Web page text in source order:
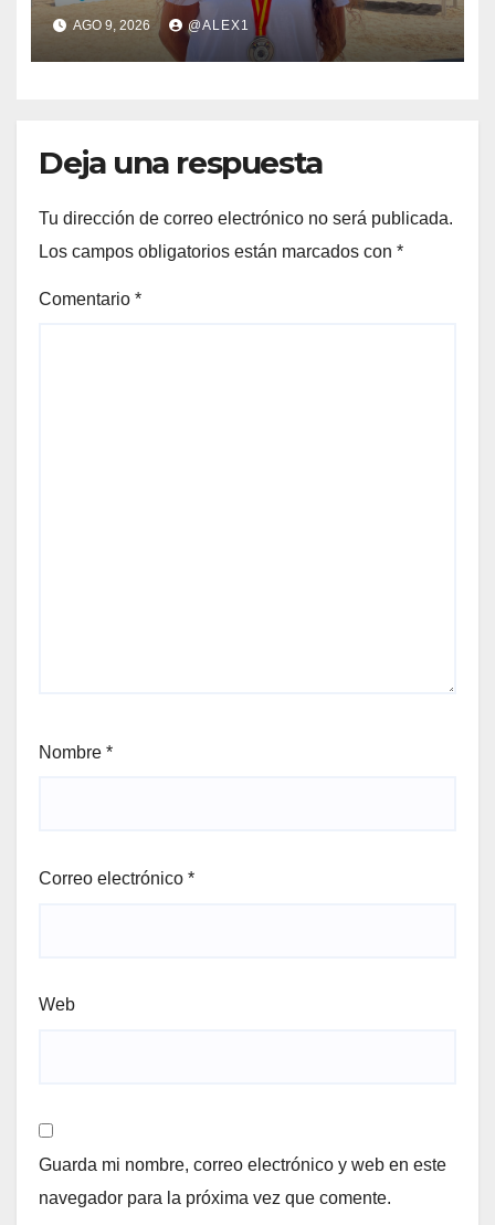
Mar La Línea, subcampeona
de España de beach sprint
AGO 9, 2026 @ALEX1
Deja una respuesta
Tu dirección de correo electrónico no será publicada.
Los campos obligatorios están marcados con *
Comentario *
Nombre *
Correo electrónico *
Web
Guarda mi nombre, correo electrónico y web en este
navegador para la próxima vez que comente.